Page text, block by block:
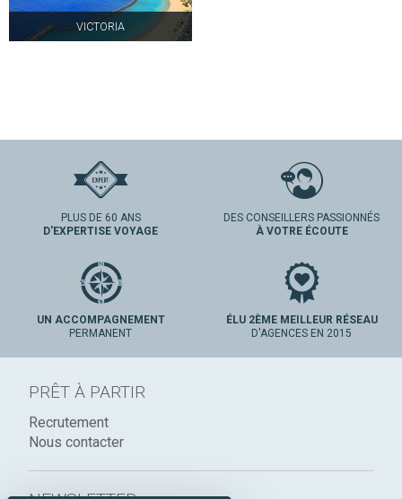
VICTORIA
PLUS DE 60 ANS
D'EXPERTISE VOYAGE
DES CONSEILLERS PASSIONNÉS
À VOTRE ÉCOUTE
UN ACCOMPAGNEMENT
PERMANENT
ÉLU 2ÈME MEILLEUR RÉSEAU
D'AGENCES EN 2015
PRÊT À PARTIR
Recrutement
Nous contacter